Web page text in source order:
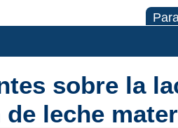
sobre la
leche